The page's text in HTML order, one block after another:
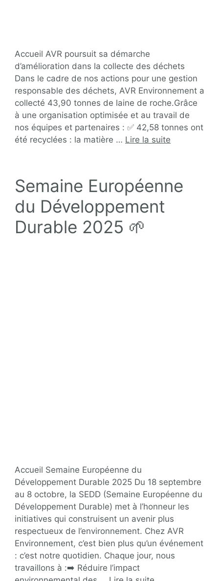
Accueil AVR poursuit sa démarche
d’amélioration dans la collecte des déchets
Dans le cadre de nos actions pour une gestion
responsable des déchets, AVR Environnement a
collecté 43,90 tonnes de laine de roche.Grâce
à une organisation optimisée et au travail de
nos équipes et partenaires : ✅ 42,58 tonnes ont
été recyclées : la matière … Lire la suite
Semaine Européenne
du Développement
Durable 2025 🌱
Accueil Semaine Européenne du
Développement Durable 2025 Du 18 septembre
au 8 octobre, la SEDD (Semaine Européenne du
Développement Durable) met à l’honneur les
initiatives qui construisent un avenir plus
respectueux de l’environnement. Chez AVR
Environnement, c’est bien plus qu’un événement
: c’est notre quotidien. Chaque jour, nous
travaillons à :➡️ Réduire l’impact